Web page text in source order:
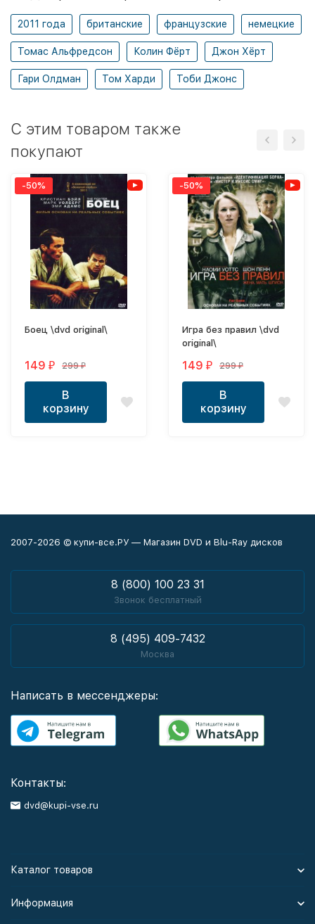
2011 года британские французские немецкие
Томас Альфредсон Колин Фёрт Джон Хёрт
Гари Олдман Том Харди Тоби Джонс
C этим товаром также
покупают
-50%
Боец \dvd original\
149 ₽ 299₽
В
корзину
-50%
Игра без правил \dvd
original\
149 ₽ 299₽
В
корзину
2007-2026 © купи-все.РУ — Магазин DVD и Blu-Ray дисков
8 (800) 100 23 31
Звонок бесплатный
8 (495) 409-7432
Москва
Написать в мессенджеры:
Контакты:
dvd@kupi-vse.ru
Каталог товаров
Информация